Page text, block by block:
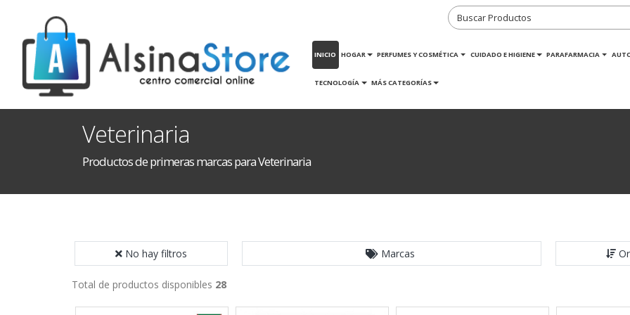
INICIO HOGAR PERFUMES Y COSMÉTICA CUIDADO E HIGIENE PARAFARMACIA
TECNOLOGÍA MÁS CATEGORÍAS
Veterinaria
Productos de primeras marcas para Veterinaria
No hay filtros Marcas
Total de productos disponibles 28